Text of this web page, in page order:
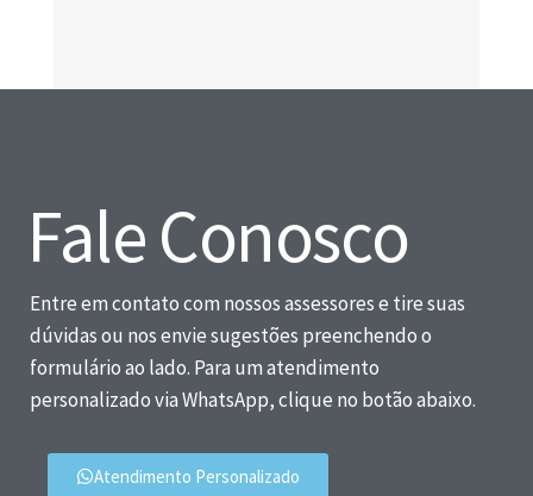
Fale Conosco
Entre em contato com nossos assessores e tire suas
dúvidas ou nos envie sugestões preenchendo o
formulário ao lado. Para um atendimento
personalizado via WhatsApp, clique no botão abaixo.
Atendimento Personalizado